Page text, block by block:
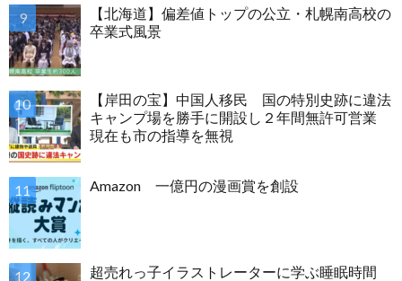
【北海道】偏差値トップの公立・札幌南高校の
卒業式風景
【岸田の宝】中国人移民 国の特別史跡に違法
キャンプ場を勝手に開設し２年間無許可営業
現在も市の指導を無視
Amazon 一億円の漫画賞を創設
超売れっ子イラストレーターに学ぶ睡眠時間